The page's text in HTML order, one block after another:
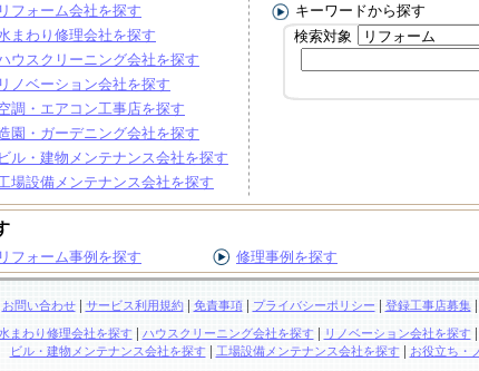
リフォーム会社を探す
まわり修理会社を探す
ウスクリーニング会社を探す
リノベーション会社を探す
調・エアコン工事店を探す
園・ガーデニング会社を探す
ビル・建物メンテナンス会社を探す
場設備メンテナンス会社を探す
キーワードから探す
検索対象
リフォーム事例を探す 修理事例を探す
お問い合わせ| サービス利用規約| 免責事項| プライバシーポリシー | 登録工事店募集|
まわり修理会社を探す | ハウスクリーニング会社を探す | リノベーション会社を探す |
ビル・建物メンテナンス会社を探す| 工場設備メンテナンス会社を探す| お役立ち・